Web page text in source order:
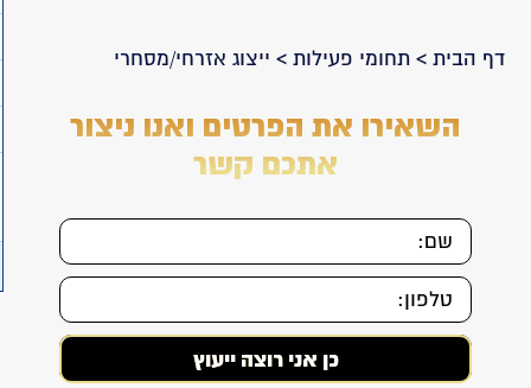
דף הבית >תחומי פעילות > ייצוג אזרחי/מסחרי
השאירו את הפרטים ואנו ניצור
אתכם קשר